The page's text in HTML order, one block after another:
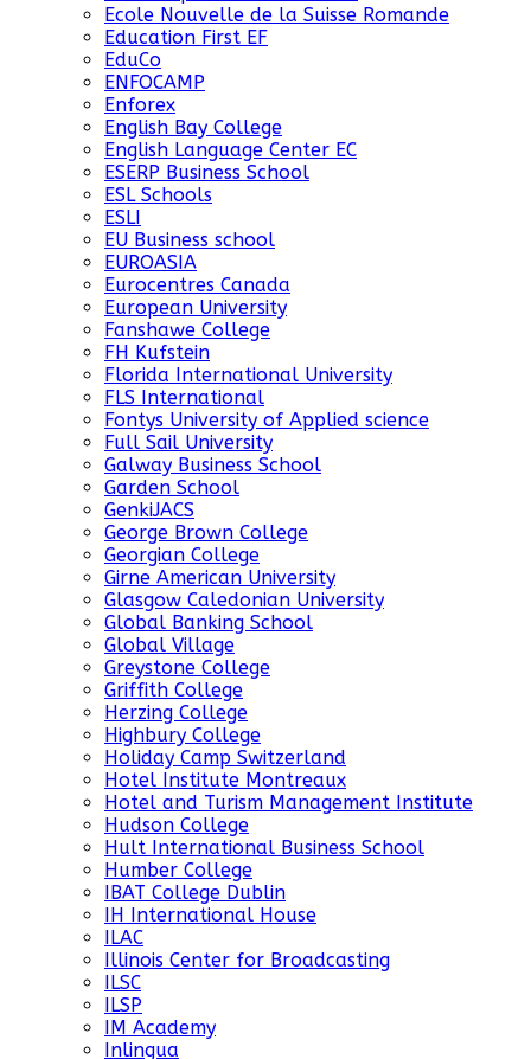
Ecole Nouvelle de la Suisse Romande
Education First EF
EduCo
ENFOCAMP
Enforex
English Bay College
English Language Center EC
ESERP Business School
ESL Schools
ESLI
EU Business school
EUROASIA
Eurocentres Canada
European University
Fanshawe College
FH Kufstein
Florida International University
FLS International
Fontys University of Applied science
Full Sail University
Galway Business School
Garden School
GenkiJACS
George Brown College
Georgian College
Girne American University
Glasgow Caledonian University
Global Banking School
Global Village
Greystone College
Griffith College
Herzing College
Highbury College
Holiday Camp Switzerland
Hotel Institute Montreaux
Hotel and Turism Management Institute
Hudson College
Hult International Business School
Humber College
IBAT College Dublin
IH International House
ILAC
Illinois Center for Broadcasting
ILSC
ILSP
IM Academy
Inlingua